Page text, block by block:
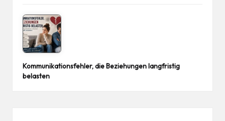
Kommunikationsfehler, die Beziehungen langfristig
belasten